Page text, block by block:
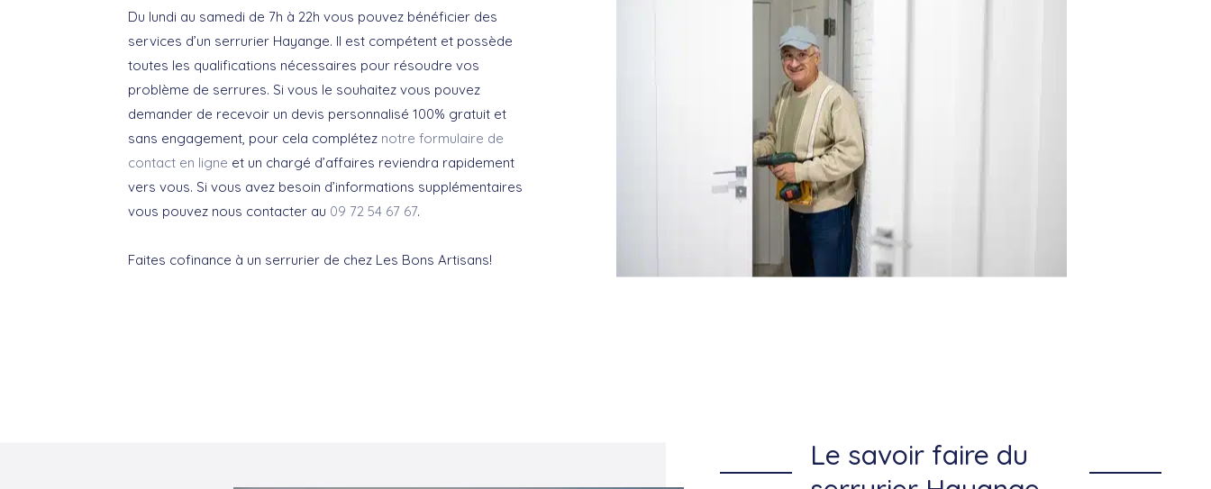
Du lundi au samedi de 7h à 22h vous pouvez bénéficier des
services d’un serrurier Hayange. Il est compétent et possède
toutes les qualifications nécessaires pour résoudre vos
problème de serrures. Si vous le souhaitez vous pouvez
demander de recevoir un devis personnalisé 100% gratuit et
sans engagement, pour cela complétez notre formulaire de
contact en ligne et un chargé d’affaires reviendra rapidement
vers vous. Si vous avez besoin d’informations supplémentaires
vous pouvez nous contacter au 09 72 54 67 67.
Faites cofinance à un serrurier de chez Les Bons Artisans!
Le savoir faire du